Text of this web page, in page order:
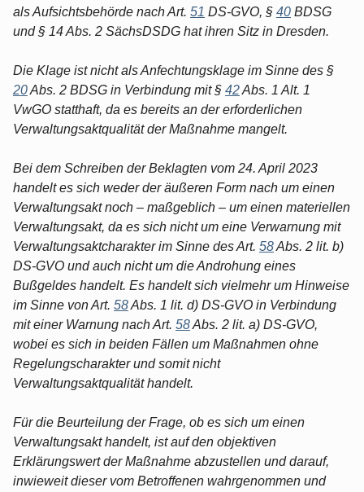
als Aufsichtsbehörde nach Art. 51 DS-GVO, § 40 BDSG
und § 14 Abs. 2 SächsDSDG hat ihren Sitz in Dresden.
Die Klage ist nicht als Anfechtungsklage im Sinne des §
20Abs. 2 BDSG in Verbindung mit § 42Abs. 1 Alt. 1
VwGO statthaft, da es bereits an der erforderlichen
Verwaltungsaktqualität der Maßnahme mangelt.
Bei dem Schreiben der Beklagten vom 24. April 2023
handelt es sich weder der äußeren Form nach um einen
Verwaltungsakt noch – maßgeblich – um einen materiellen
Verwaltungsakt, da es sich nicht um eine Verwarnung mit
Verwaltungsaktcharakter im Sinne des Art. 58Abs. 2 lit. b)
DS-GVO und auch nicht um die Androhung eines
Bußgeldes handelt. Es handelt sich vielmehr um Hinweise
im Sinne von Art. 58Abs. 1 lit. d) DS-GVO in Verbindung
mit einer Warnung nach Art. 58Abs. 2 lit. a) DS-GVO,
wobei es sich in beiden Fällen um Maßnahmen ohne
Regelungscharakter und somit nicht
Verwaltungsaktqualität handelt.
Für die Beurteilung der Frage, ob es sich um einen
Verwaltungsakt handelt, ist auf den objektiven
Erklärungswert der Maßnahme abzustellen und darauf,
inwieweit dieser vom Betroffenen wahrgenommen und